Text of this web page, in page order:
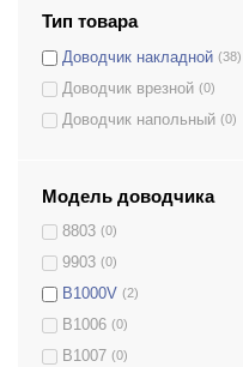
Тип товара
Доводчик накладной (38)
Доводчик врезной (0)
Доводчик напольный (0)
Модель доводчика
8803 (0)
9903 (0)
B1000V (2)
B1006 (0)
B1007 (0)